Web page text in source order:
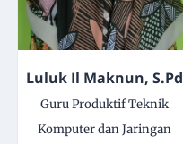
Luluk Il Maknun, S.Pd
Guru Produktif Teknik
Komputer dan Jaringan